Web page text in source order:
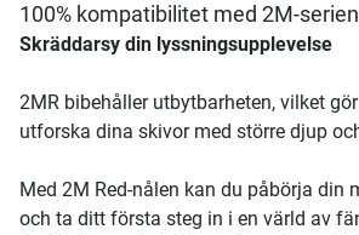
100% kompatibilitet med 2M-
Skräddarsy din lyssningsupplevelse
2MR bibehåller utbytbarheten, vilket
utforska dina skivor med större djup
Med 2M Red-nålen kan du påbörja din
och ta ditt första steg in i en värld av